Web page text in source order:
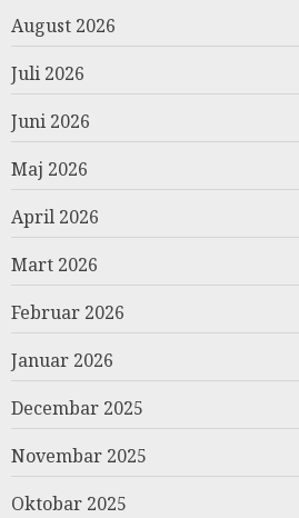
August 2026
Juli 2026
Juni 2026
Maj 2026
April 2026
Mart 2026
Februar 2026
Januar 2026
Decembar 2025
Novembar 2025
Oktobar 2025